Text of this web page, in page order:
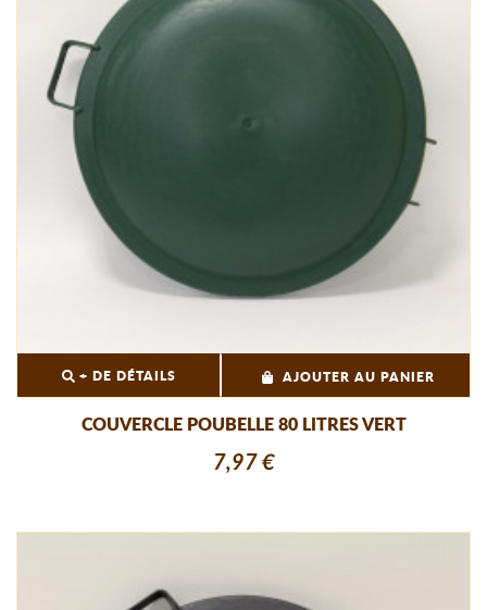
+ DE DÉTAILS AJOUTER AU PANIER
COUVERCLE POUBELLE 80 LITRES VERT
7,97 €